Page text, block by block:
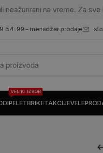
na vreme. Za
54-99 - menadžer prodaje
PELET
VELIKI IZBOR
BRIKETAKCIJE